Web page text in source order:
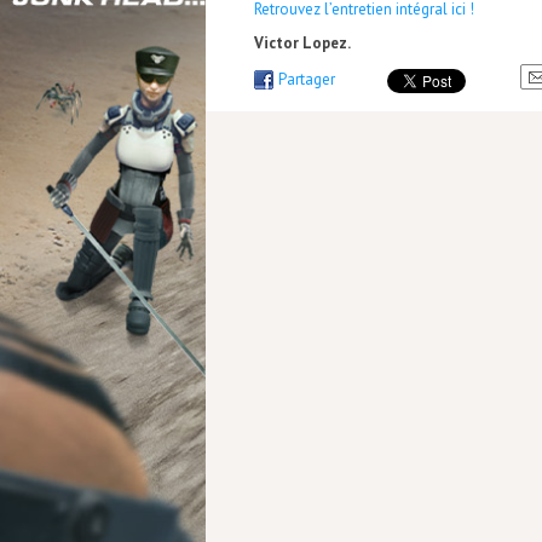
Retrouvez l’entretien intégral ici !
Victor Lopez.
Partager